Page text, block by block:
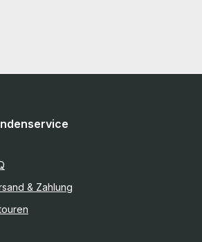
& Zahlung